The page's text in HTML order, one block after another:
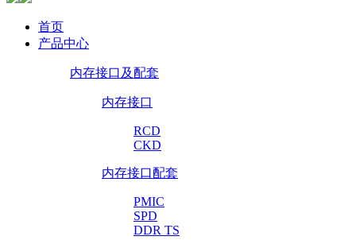
首页
产品中心
内存接口及配套
内存接口
RCD
CKD
内存接口配套
PMIC
SPD
DDR TS